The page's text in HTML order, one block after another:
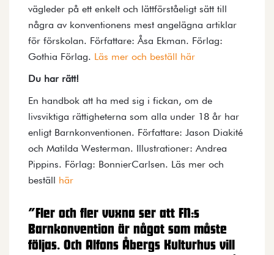
vägleder på ett enkelt och lättförståeligt sätt till
några av konventionens mest angelägna artiklar
för förskolan. Författare: Åsa Ekman. Förlag:
Gothia Förlag. Läs mer och beställ här
Du har rätt!
En handbok att ha med sig i fickan, om de
livsviktiga rättigheterna som alla under 18 år har
enligt Barnkonventionen. Författare: Jason Diakité
och Matilda Westerman. Illustrationer: Andrea
Pippins. Förlag: BonnierCarlsen. Läs mer och
beställ här
”Fler och fler vuxna ser att FN:s
Barnkonvention är något som måste
följas. Och Alfons Åbergs Kulturhus vill